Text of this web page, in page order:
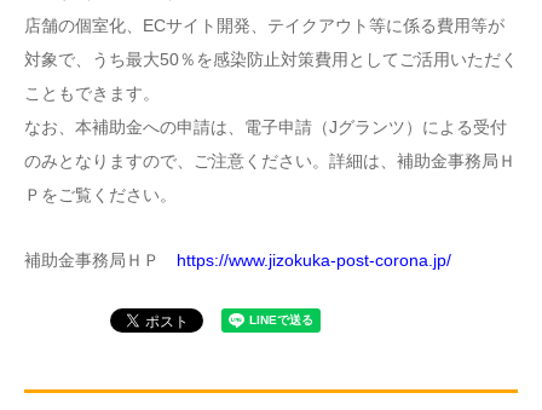
店舗の個室化、ECサイト開発、テイクアウト等に係る費用等が
対象で、うち最大50％を感染防止対策費用としてご活用いただく
こともできます。
なお、本補助金への申請は、電子申請（Jグランツ）による受付
のみとなりますので、ご注意ください。詳細は、補助金事務局Ｈ
Ｐをご覧ください。
補助金事務局ＨＰ https://www.jizokuka-post-corona.jp/